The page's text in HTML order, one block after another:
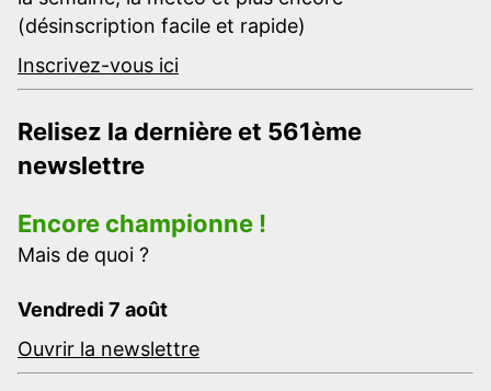
(désinscription facile et rapide)
Inscrivez-vous ici
Relisez la dernière et 561ème
newslettre
Encore championne !
Mais de quoi ?
Vendredi 7 août
Ouvrir la newslettre